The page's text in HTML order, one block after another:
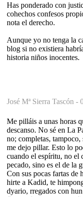
Has ponderado con
cohechos confesos
nota el derecho.
Aunque yo no tenga la
blog si no existiera
historia niños inocentes.
José Mª Sierra Tascón -
Me pilláis a unas horas
descanso. No sé en La
no; completas,
me dejo pillar. Esto lo
cuando el espíritu, no el
pecado, sino es el de la
Con sus pocas fartas
hirte a Kadid, te
dyario, rregados con